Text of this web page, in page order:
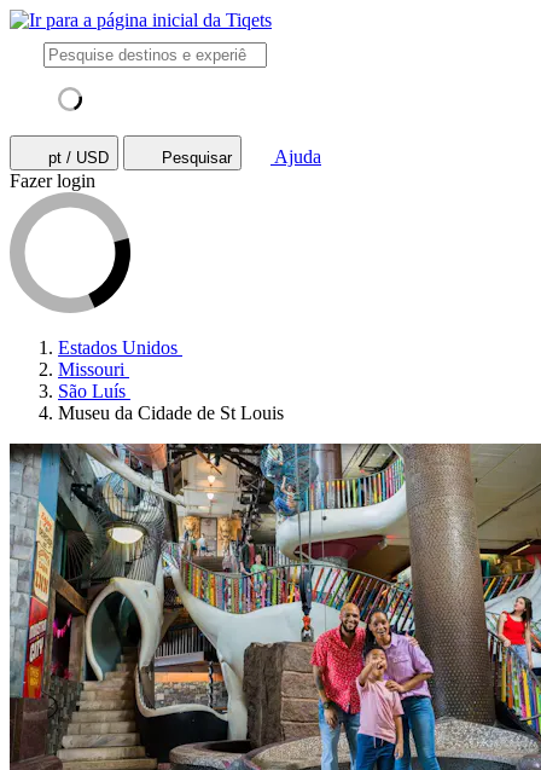
pt / USD Pesquisar
Ajuda
Fazer login
Estados Unidos
Missouri
São Luís
Museu da Cidade de St Louis